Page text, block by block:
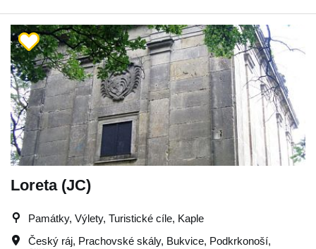
Loreta (JC)
Památky, Výlety, Turistické cíle, Kaple
Český ráj, Prachovské skály, Bukvice, Podkrkonoší,